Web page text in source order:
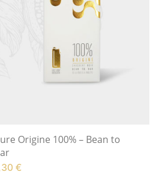
Origine 100% – Bean to
€